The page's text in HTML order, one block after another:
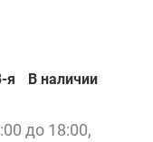
я
В наличии
до 18:00,